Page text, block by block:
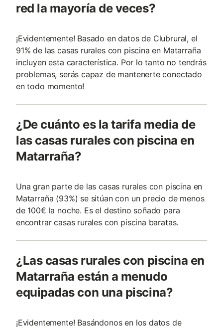
red la mayoría de veces?
¡Evidentemente! Basado en datos de Clubrural, el
91% de las casas rurales con piscina en Matarraña
incluyen esta característica. Por lo tanto no tendrás
problemas, serás capaz de mantenerte conectado
en todo momento!
¿De cuánto es la tarifa media de
las casas rurales con piscina en
Matarraña?
Una gran parte de las casas rurales con piscina en
Matarraña (93%) se sitúan con un precio de menos
de 100€ la noche. Es el destino soñado para
encontrar casas rurales con piscina baratas.
¿Las casas rurales con piscina en
Matarraña están a menudo
equipadas con una piscina?
¡Evidentemente! Basándonos en los datos de